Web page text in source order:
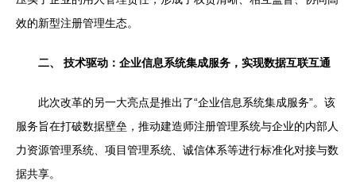
效的新型注册管理生态。
二、 技术驱动：企业信息系统集成服务，实现数据互联互通
此次改革的另一大亮点是推出了“企业信息系统集成服务”。该
服务旨在打破数据壁垒，推动建造师注册管理系统与企业的内部人
力资源管理系统、项目管理系统、诚信体系等进行标准化对接与数
据共享。